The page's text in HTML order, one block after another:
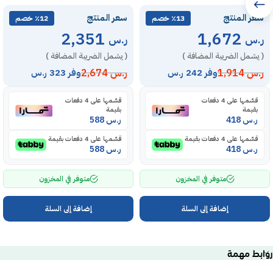
سعر المنتج ٪13 خصم
ر.س
( يشمل الضريبة المضافة )
ر.س1,914 وفر 242 ر.س
قسّمها على 4 دفعات
بقيمة
ر.س
قسّمها على 4 دفعات بقيمة
ر.س
متوفر في المخزون
إضافة إلى السلة
سعر المنتج ٪12 خصم
ر.س
( يشمل الضريبة المضافة )
ر.س2,674 وفر 323 ر.س
قسّمها على 4 دفعات
بقيمة
ر.س
قسّمها على 4 دفعات بقيمة
ر.س
متوفر في المخزون
إضافة إلى السلة
روابط مهمة